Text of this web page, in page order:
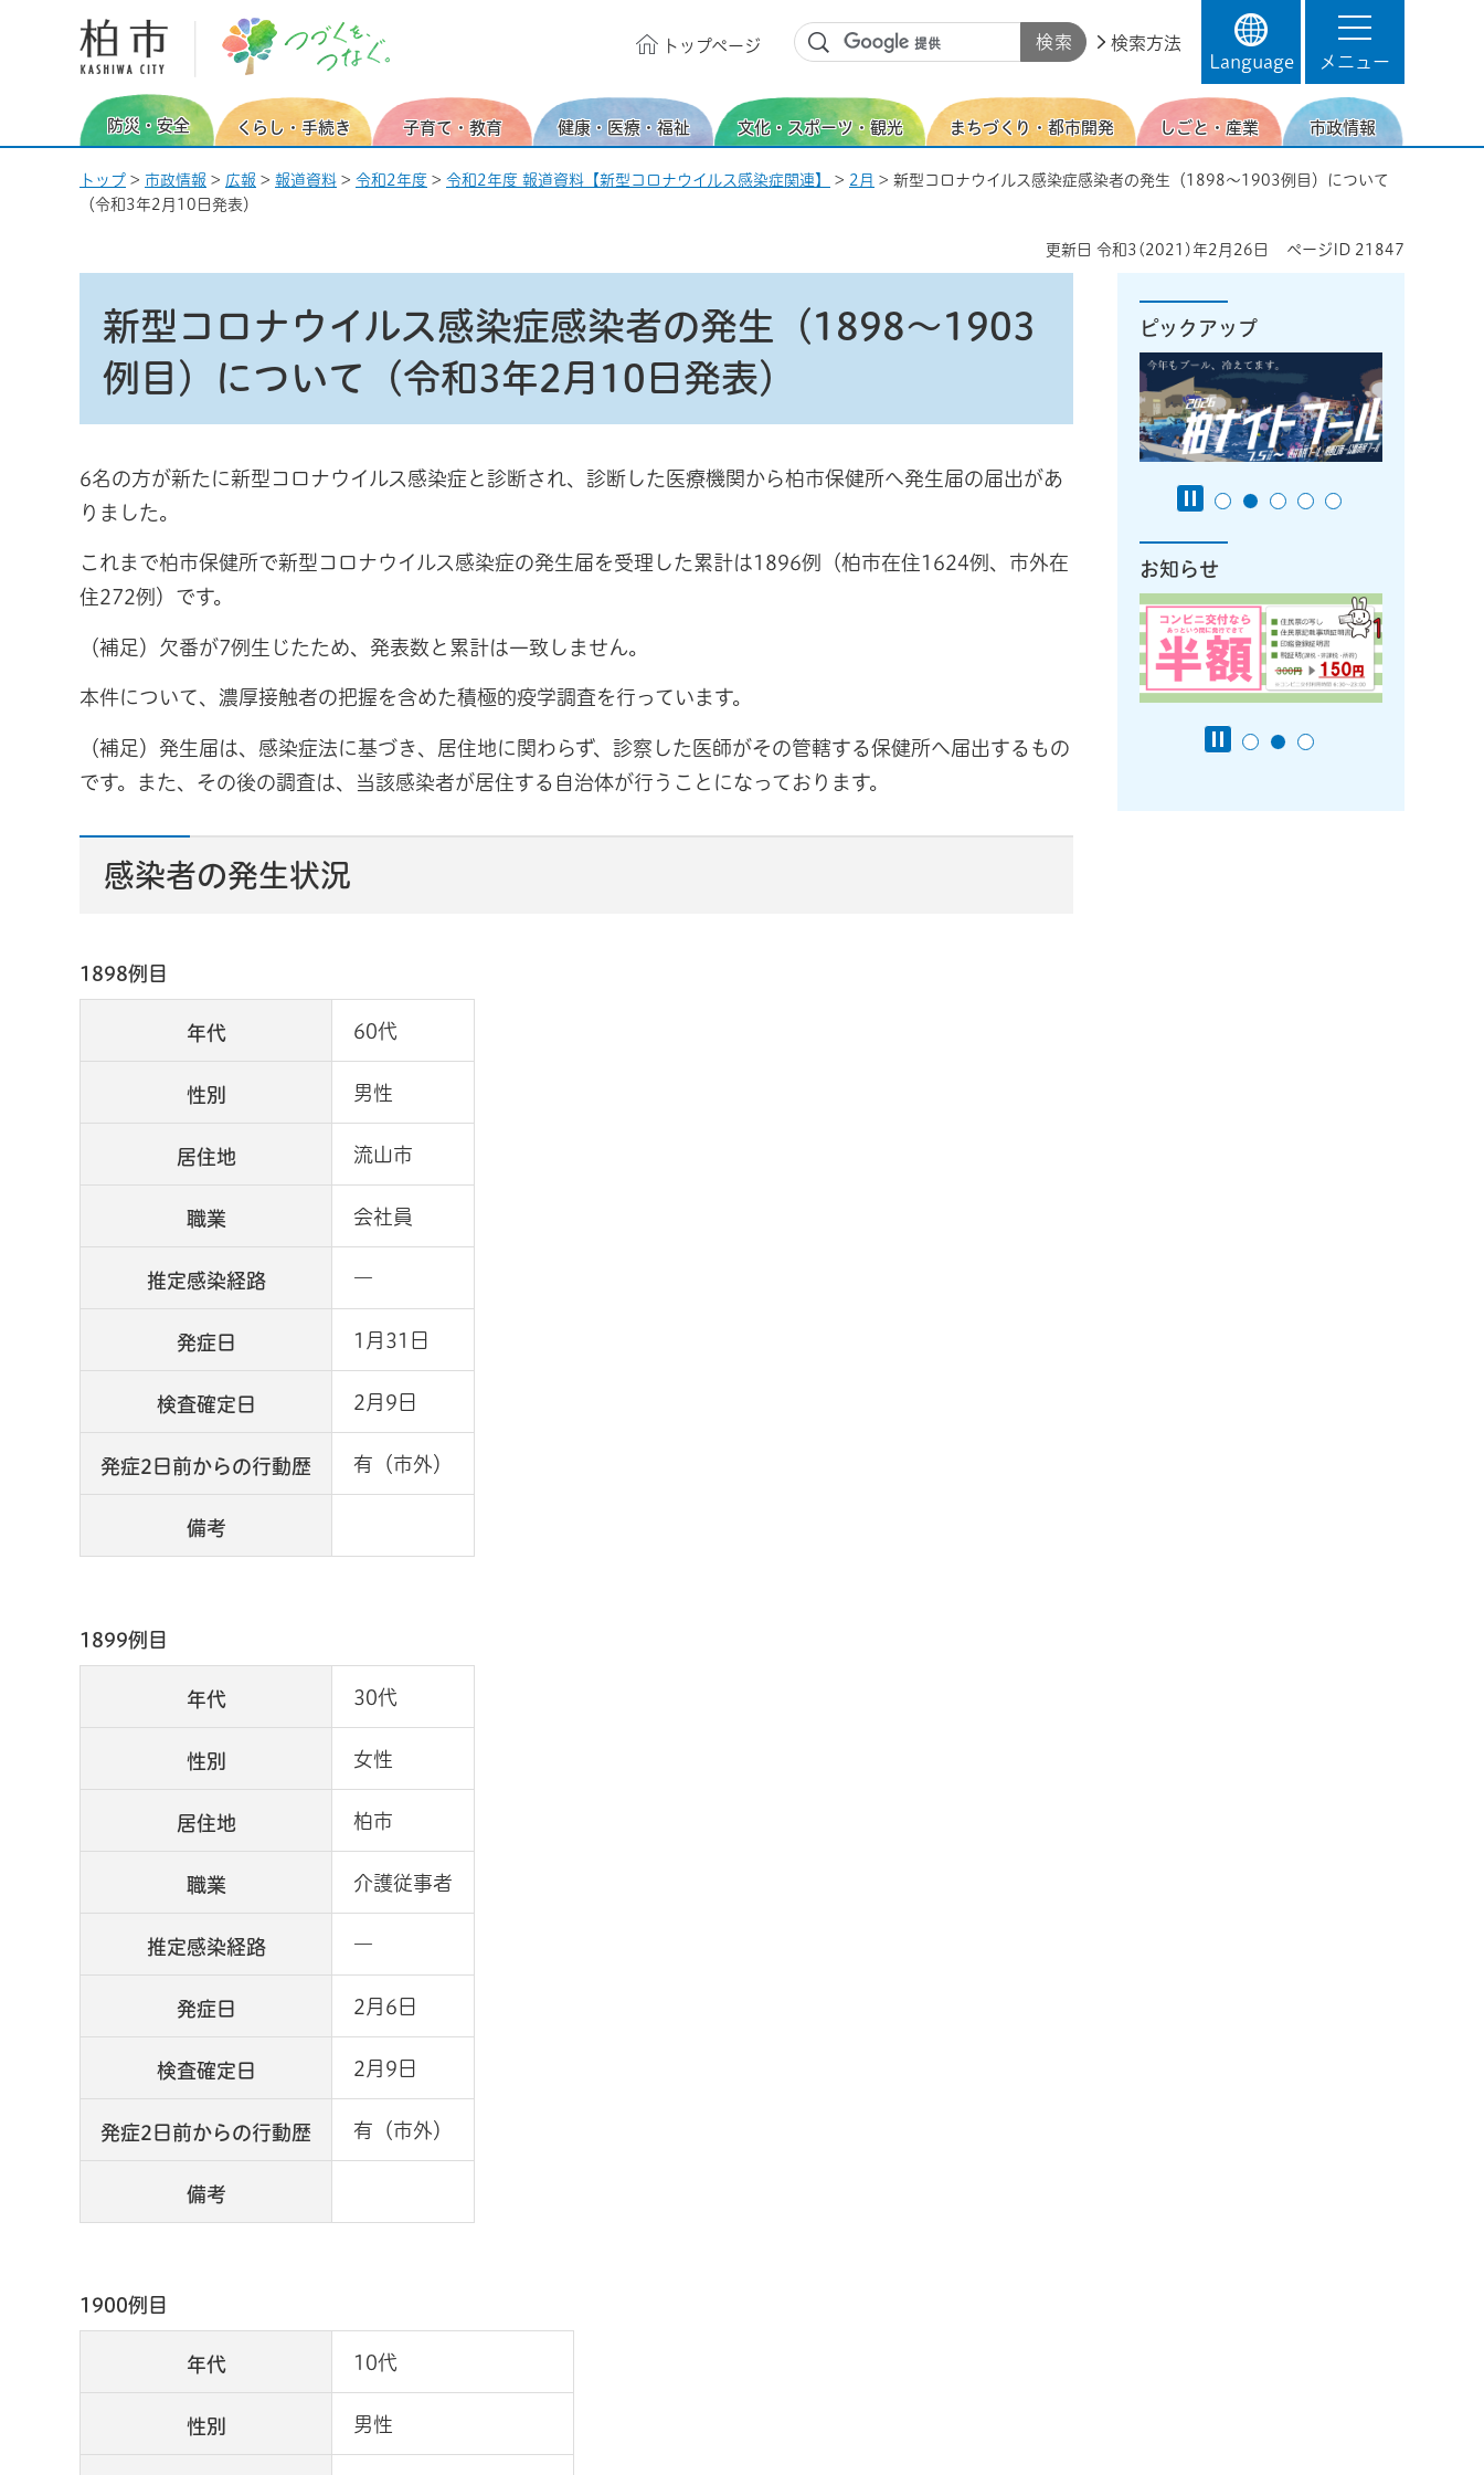
柏市 つづくを、つなぐ。
トップページ
検索方法
Language
メニュー
防災・安全 くらし・手続き 子育て・教育 健康・医療・福祉 文化・スポーツ・観光 まちづくり・都市開発 しごと・産業 市政情報
トップ > 市政情報 > 広報 > 報道資料 > 令和2年度 > 令和2年度 報道資料【新型コロナウイルス感染症関連】 > 2月 > 新型コロナウイルス感染症感染者の発生（1898～1903例目）について
（令和3年2月10日発表）
更新日 令和3(2021)年2月26日 ページID 21847
新型コロナウイルス感染症感染者の発生（1898～1903
例目）について（令和3年2月10日発表）
6名の方が新たに新型コロナウイルス感染症と診断され、診断した医療機関から柏市保健所へ発生届の届出があ
りました。
これまで柏市保健所で新型コロナウイルス感染症の発生届を受理した累計は1896例（柏市在住1624例、市外在
住272例）です。
（補足）欠番が7例生じたため、発表数と累計は一致しません。
本件について、濃厚接触者の把握を含めた積極的疫学調査を行っています。
（補足）発生届は、感染症法に基づき、居住地に関わらず、診察した医師がその管轄する保健所へ届出するもの
です。また、その後の調査は、当該感染者が居住する自治体が行うことになっております。
感染者の発生状況
1898例目
年代 60代
性別 男性
居住地 流山市
職業 会社員
推定感染経路 ―
発症日 1月31日
検査確定日 2月9日
発症2日前からの行動歴 有（市外）
備考
1899例目
年代 30代
性別 女性
居住地 柏市
職業 介護従事者
推定感染経路 ―
発症日 2月6日
検査確定日 2月9日
発症2日前からの行動歴 有（市外）
備考
1900例目
年代 10代
性別 男性
ピックアップ
お知らせ